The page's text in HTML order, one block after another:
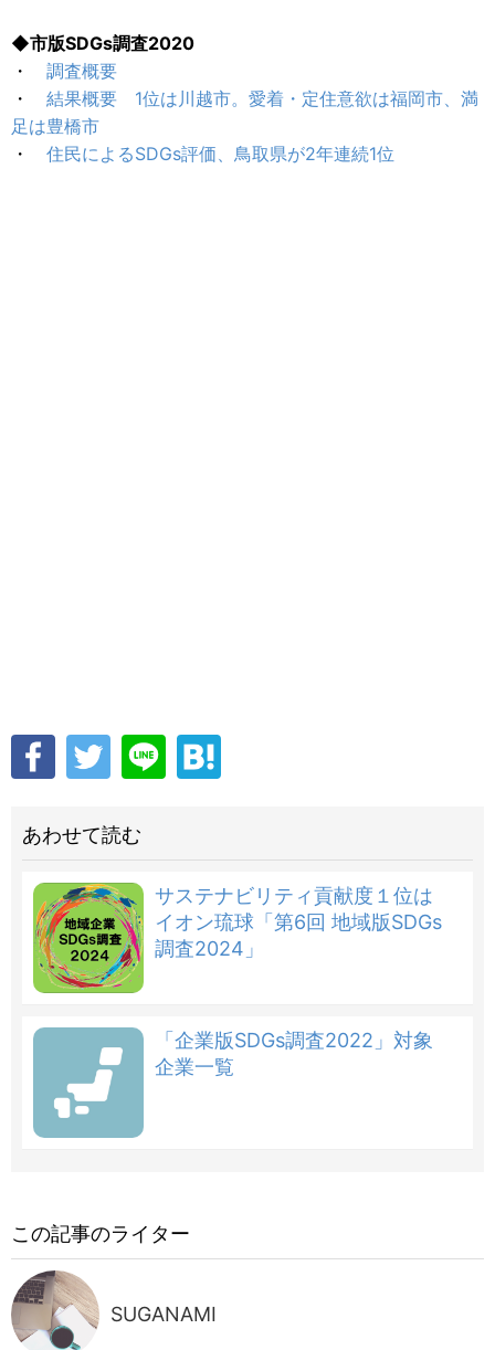
◆市版SDGs調査2020
・ 調査概要
・ 結果概要 1位は川越市。愛着・定住意欲は福岡市、満
足は豊橋市
・ 住民によるSDGs評価、鳥取県が2年連続1位
あわせて読む
サステナビリティ貢献度１位は
イオン琉球「第6回 地域版SDGs
調査2024」
「企業版SDGs調査2022」対象
企業一覧
この記事のライター
SUGANAMI